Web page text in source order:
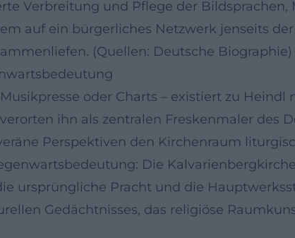
Verbreitung und Pflege der Bildsprachen,
auf ein bürgerliches Netzwerk jenseits
(Quellen: Deutsche Biographie)
oder Charts – existiert zu
ihn als zentralen Freskenmaler des
Perspektiven den Kirchenraum
Die
ursprüngliche Pracht und die
Gedächtnisses, das religiöse